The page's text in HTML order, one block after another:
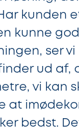
kunden
kunne
ser
ud af,
vi kan
at
bedst.